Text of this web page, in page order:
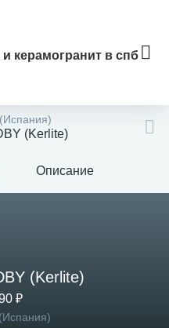
керамогранит в спб
(Kerlite)
Описание
(Kerlite)
₽